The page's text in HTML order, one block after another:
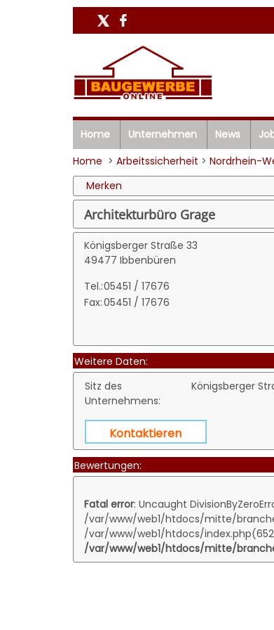
Home Unternehmen News
Home > Arbeitssicherheit > Nordrhein-
Merken
Architekturbüro Grage
Königsberger Straße 33
49477 Ibbenbüren
Tel.:05451 / 17676
Fax:05451 / 17676
Weitere Daten:
Sitz des
Unternehmens:
Königsberger
Kontaktieren
Bewertungen:
Fatal error: Uncaught
/var/www/web1/htdocs/mitte/
/var/www/web1/htdocs/
/var/www/web1/htdocs/mitte/